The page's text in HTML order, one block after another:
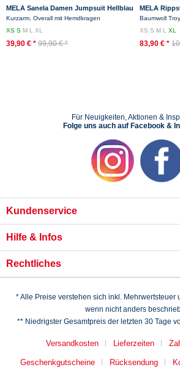
MELA Sanela Damen Jumpsuit Hellblau
Chambray
Kurzarm, Overall mit Hemdkragen
XSS M LXL
39,90 € * 99,90 € *
MELA
Dunkelblau
Baumwoll
XSS M LXL
83,90 € *
Für Neuigkeiten, Aktionen &
Folge uns auch auf Facebook &
Kundenservice
Hilfe & Infos
Rechtliches
* Alle Preise verstehen sich inkl. Mehrwertsteuer
wenn nicht anders
** Niedrigster Gesamtpreis der letzten 30 Tage
Versandkosten Lieferzeiten
Geschenkgutscheine Rücksendung